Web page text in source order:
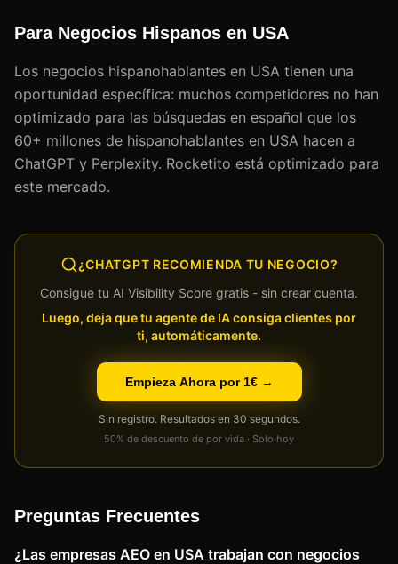
Para Negocios Hispanos en USA
Los negocios hispanohablantes en USA tienen una
oportunidad específica: muchos competidores no han
optimizado para las búsquedas en español que los
60+ millones de hispanohablantes en USA hacen a
ChatGPT y Perplexity. Rocketito está optimizado para
este mercado.
¿CHATGPT RECOMIENDA TU NEGOCIO?
Consigue tu AI Visibility Score gratis - sin crear cuenta.
Luego, deja que tu agente de IA consiga clientes por
ti, automáticamente.
Empieza Ahora por 1€ →
Sin registro. Resultados en 30 segundos.
50% de descuento de por vida · Solo hoy
Preguntas Frecuentes
¿Las empresas AEO en USA trabajan con negocios